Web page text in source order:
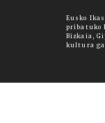
Eusko
pribatuko
Bizkaia,
kultura